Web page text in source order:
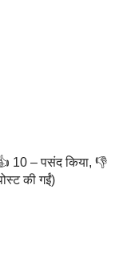
10 – पसंद किया, 👎
की गईं)